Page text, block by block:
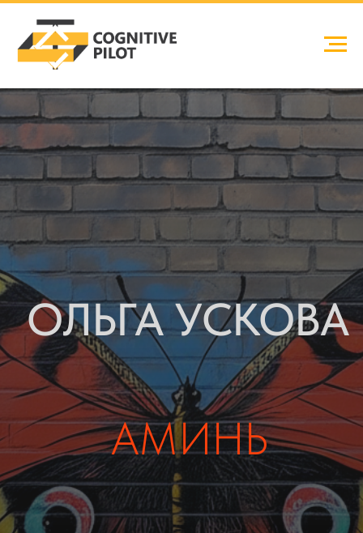
ЭТЮДЫ ЧЕРНИ
ТРИЛОГИЯ
РАША АМИНЬ
ОЛЬГА УСКОВА
АМИНЬ